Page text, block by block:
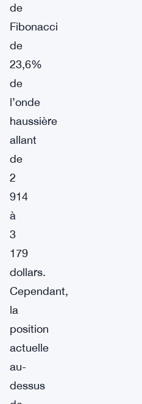
de
Fibonacci
de
23,6%
de
l’onde
haussière
allant
de
2
914
à
3
179
dollars.
Cependant,
la
position
actuelle
au-
dessus